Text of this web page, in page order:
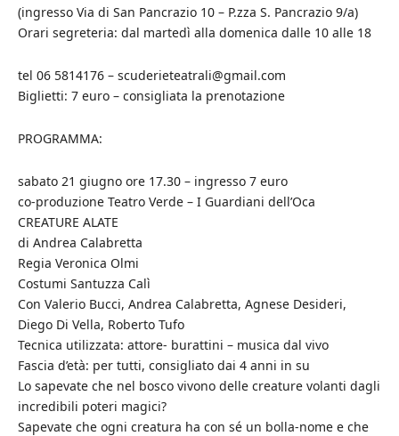
(ingresso Via di San Pancrazio 10 – P.zza S. Pancrazio 9/a)
Orari segreteria: dal martedì alla domenica dalle 10 alle 18
tel 06 5814176 – scuderieteatrali@gmail.com
Biglietti: 7 euro – consigliata la prenotazione
PROGRAMMA:
sabato 21 giugno ore 17.30 – ingresso 7 euro
co-produzione Teatro Verde – I Guardiani dell’Oca
CREATURE ALATE
di Andrea Calabretta
Regia Veronica Olmi
Costumi Santuzza Calì
Con Valerio Bucci, Andrea Calabretta, Agnese Desideri,
Diego Di Vella, Roberto Tufo
Tecnica utilizzata: attore- burattini – musica dal vivo
Fascia d’età: per tutti, consigliato dai 4 anni in su
Lo sapevate che nel bosco vivono delle creature volanti dagli
incredibili poteri magici?
Sapevate che ogni creatura ha con sé un bolla-nome e che